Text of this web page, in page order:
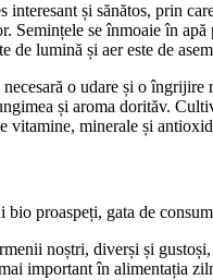
interesant și sănătos, prin
Semințele se înmoaie în
de lumină și aer este de
o udare și o
și aroma dorităv.
vitamine, minerale și
bio proaspeți, gata de
noștri, diverși și
important în alimentația